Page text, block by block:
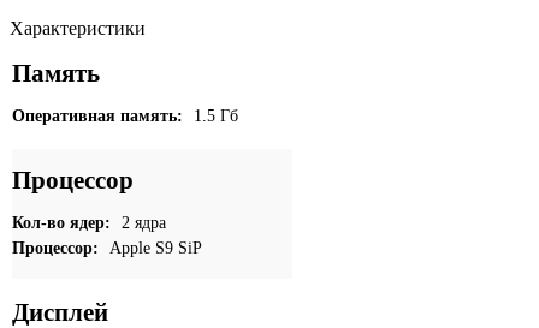
Характеристики
Память
Оперативная память: 1.5 Гб
Процессор
Кол-во ядер:
2 ядра
Процессор:
Apple S9 SiP
Дисплей